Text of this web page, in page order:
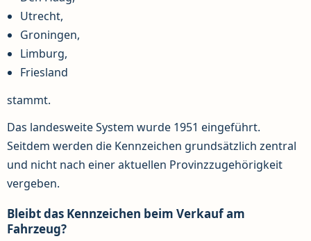
Utrecht,
Groningen,
Limburg,
Friesland
stammt.
Das landesweite System wurde 1951 eingeführt.
Seitdem werden die Kennzeichen grundsätzlich zentral
und nicht nach einer aktuellen Provinzzugehörigkeit
vergeben.
Bleibt das Kennzeichen beim Verkauf am
Fahrzeug?